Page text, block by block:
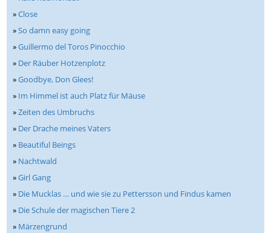
»Close
»So damn easy going
»Guillermo del Toros Pinocchio
» Der Räuber Hotzenplotz
»Goodbye, Don Glees!
» Im Himmel ist auch Platz für Mäuse
»Zeiten des Umbruchs
» Der Drache meines Vaters
» Beautiful Beings
» Nachtwald
»Girl Gang
» Die Mucklas … und wie sie zu Pettersson und Findus kamen
» Die Schule der magischen Tiere 2
» Märzengrund